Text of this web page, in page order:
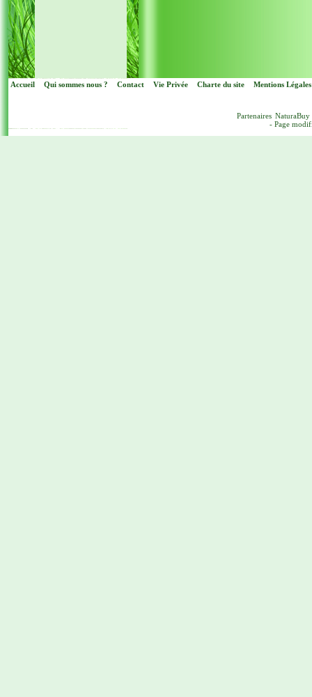
Accueil Qui sommes nous ? Contact Vie Privée Charte du site Mentions Légales
Partenaires NaturaBuy
- Page